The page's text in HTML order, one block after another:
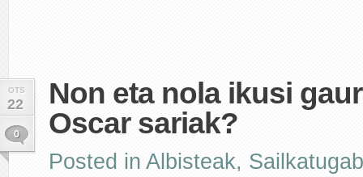
OTS
22
0
Non eta nola ikusi
Oscar sariak?
Posted in Albisteak,